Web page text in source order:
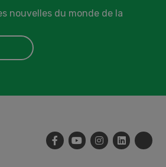
nouvelles du monde de la